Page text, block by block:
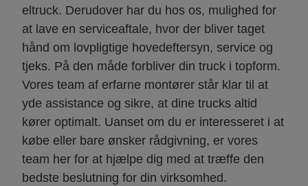
eltruck. Derudover har du hos os, mulighed for
at lave en serviceaftale, hvor der bliver taget
hånd om lovpligtige hovedeftersyn, service og
tjeks. På den måde forbliver din truck i topform.
Vores team af erfarne montører står klar til at
yde assistance og sikre, at dine trucks altid
kører optimalt. Uanset om du er interesseret i at
købe eller bare ønsker rådgivning, er vores
team her for at hjælpe dig med at træffe den
bedste beslutning for din virksomhed.